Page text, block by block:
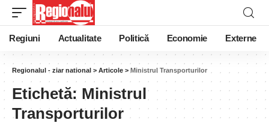
Regiuni Actualitate Politică Economie Externe
Regionalul - ziar national > Articole > Ministrul Transporturilor
Etichetă: Ministrul
Transporturilor